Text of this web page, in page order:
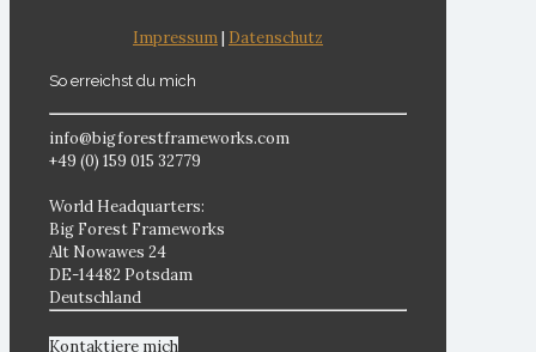
Impressum| Datenschutz
So erreichst du mich
info@bigforestframeworks.com
+49 (0) 159 015 32779
World Headquarters:
Big Forest Frameworks
Alt Nowawes 24
DE-14482 Potsdam
Deutschland
Kontaktiere mich